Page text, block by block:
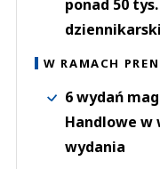
ponad 50
W RAMACH
6 wydań
Handlowe w
wydania